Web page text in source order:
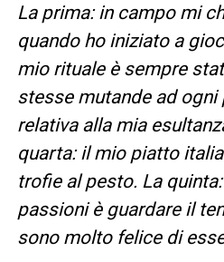
La prima: in campo mi
quando ho iniziato a
mio rituale è sempre
stesse mutande ad ogni
relativa alla mia
quarta: il mio piatto
trofie al pesto. La
passioni è guardare il
sono molto felice di